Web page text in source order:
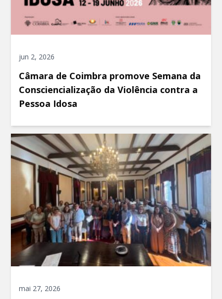
jun 2, 2026
Câmara de Coimbra promove Semana da
Consciencialização da Violência contra a
Pessoa Idosa
mai 27, 2026